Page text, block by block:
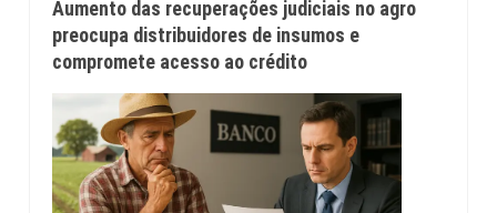
Aumento das recuperações judiciais no agro
preocupa distribuidores de insumos e
compromete acesso ao crédito